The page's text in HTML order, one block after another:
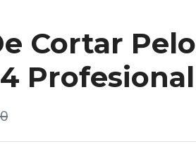
Cortar Pelo
Profesional